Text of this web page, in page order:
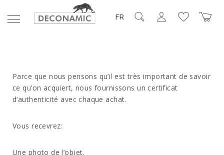
FR
Parce que nous pensons qu’il est très important de savoir
ce qu’on acquiert, nous fournissons un certificat
d’authenticité avec chaque achat.
Vous recevrez:
Une photo de l’objet.